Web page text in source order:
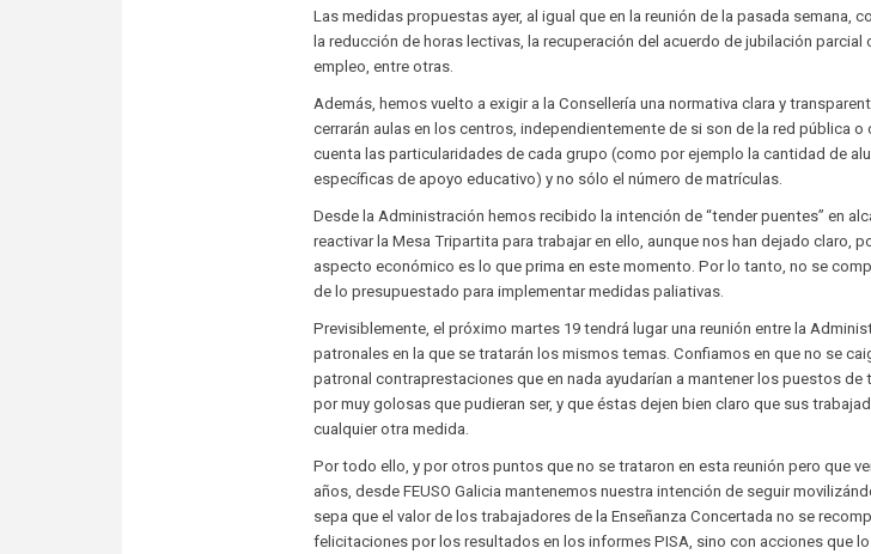
Las medidas propuestas ayer, al igual que en la reunión de la pasada semana,
la reducción de horas lectivas, la recuperación del acuerdo de jubilación
empleo, entre otras.
Además, hemos vuelto a exigir a la Consellería una normativa clara y
cerrarán aulas en los centros, independientemente de si son de la red pública o
cuenta las particularidades de cada grupo (como por ejemplo la cantidad de
específicas de apoyo educativo) y no sólo el número de matrículas.
Desde la Administración hemos recibido la intención de “tender puentes” en
reactivar la Mesa Tripartita para trabajar en ello, aunque nos han dejado claro,
aspecto económico es lo que prima en este momento. Por lo tanto, no se
de lo presupuestado para implementar medidas paliativas.
Previsiblemente, el próximo martes 19 tendrá lugar una reunión entre la
patronales en la que se tratarán los mismos temas. Confiamos en que no se
patronal contraprestaciones que en nada ayudarían a mantener los puestos
por muy golosas que pudieran ser, y que éstas dejen bien claro que sus
cualquier otra medida.
Por todo ello, y por otros puntos que no se trataron en esta reunión pero que
años, desde FEUSO Galicia mantenemos nuestra intención de seguir
sepa que el valor de los trabajadores de la Enseñanza Concertada no se
felicitaciones por los resultados en los informes PISA, sino con acciones que